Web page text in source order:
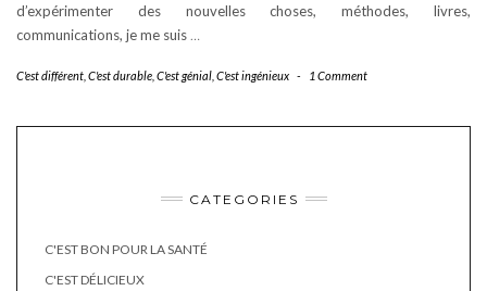
d’expérimenter des nouvelles choses, méthodes, livres,
communications, je me suis …
C'est différent C'est durable C'est génial C'est ingénieux - 1 Comment
CATEGORIES
C'EST BON POUR LA SANTÉ
C'EST DÉLICIEUX